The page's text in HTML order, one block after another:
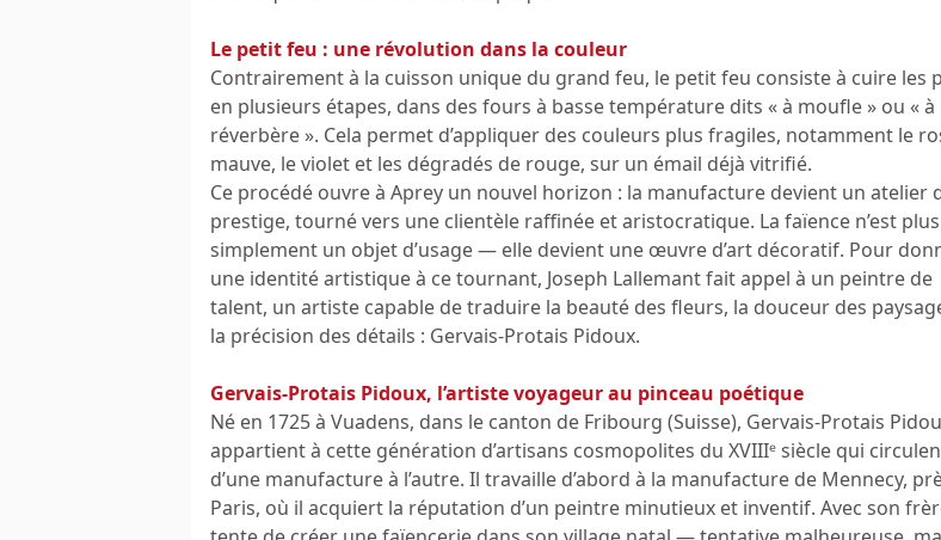
Le petit feu : une révolution dans la couleur
Contrairement à la cuisson unique du grand feu, le petit feu consiste à cuire les
en plusieurs étapes, dans des fours à basse température dits « à moufle » ou « à
réverbère ». Cela permet d’appliquer des couleurs plus fragiles, notamment le
mauve, le violet et les dégradés de rouge, sur un émail déjà vitrifié.
Ce procédé ouvre à Aprey un nouvel horizon : la manufacture devient un atelier
prestige, tourné vers une clientèle raffinée et aristocratique. La faïence n’est plus
simplement un objet d’usage — elle devient une œuvre d’art décoratif. Pour
une identité artistique à ce tournant, Joseph Lallemant fait appel à un peintre de
talent, un artiste capable de traduire la beauté des fleurs, la douceur des
la précision des détails : Gervais-Protais Pidoux.
Gervais-Protais Pidoux, l’artiste voyageur au pinceau poétique
Né en 1725 à Vuadens, dans le canton de Fribourg (Suisse), Gervais-Protais
appartient à cette génération d’artisans cosmopolites du XVIIIᵉ siècle qui
d’une manufacture à l’autre. Il travaille d’abord à la manufacture de Mennecy,
Paris, où il acquiert la réputation d’un peintre minutieux et inventif. Avec son